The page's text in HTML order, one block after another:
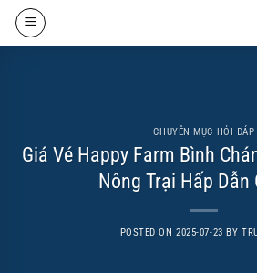
Skip
CHUYÊN MỤC HỎI ĐÁP
Giá Vé Happy Farm Bình
Nông Trại Hấp Dẫn
POSTED ON2025-07-23 BY